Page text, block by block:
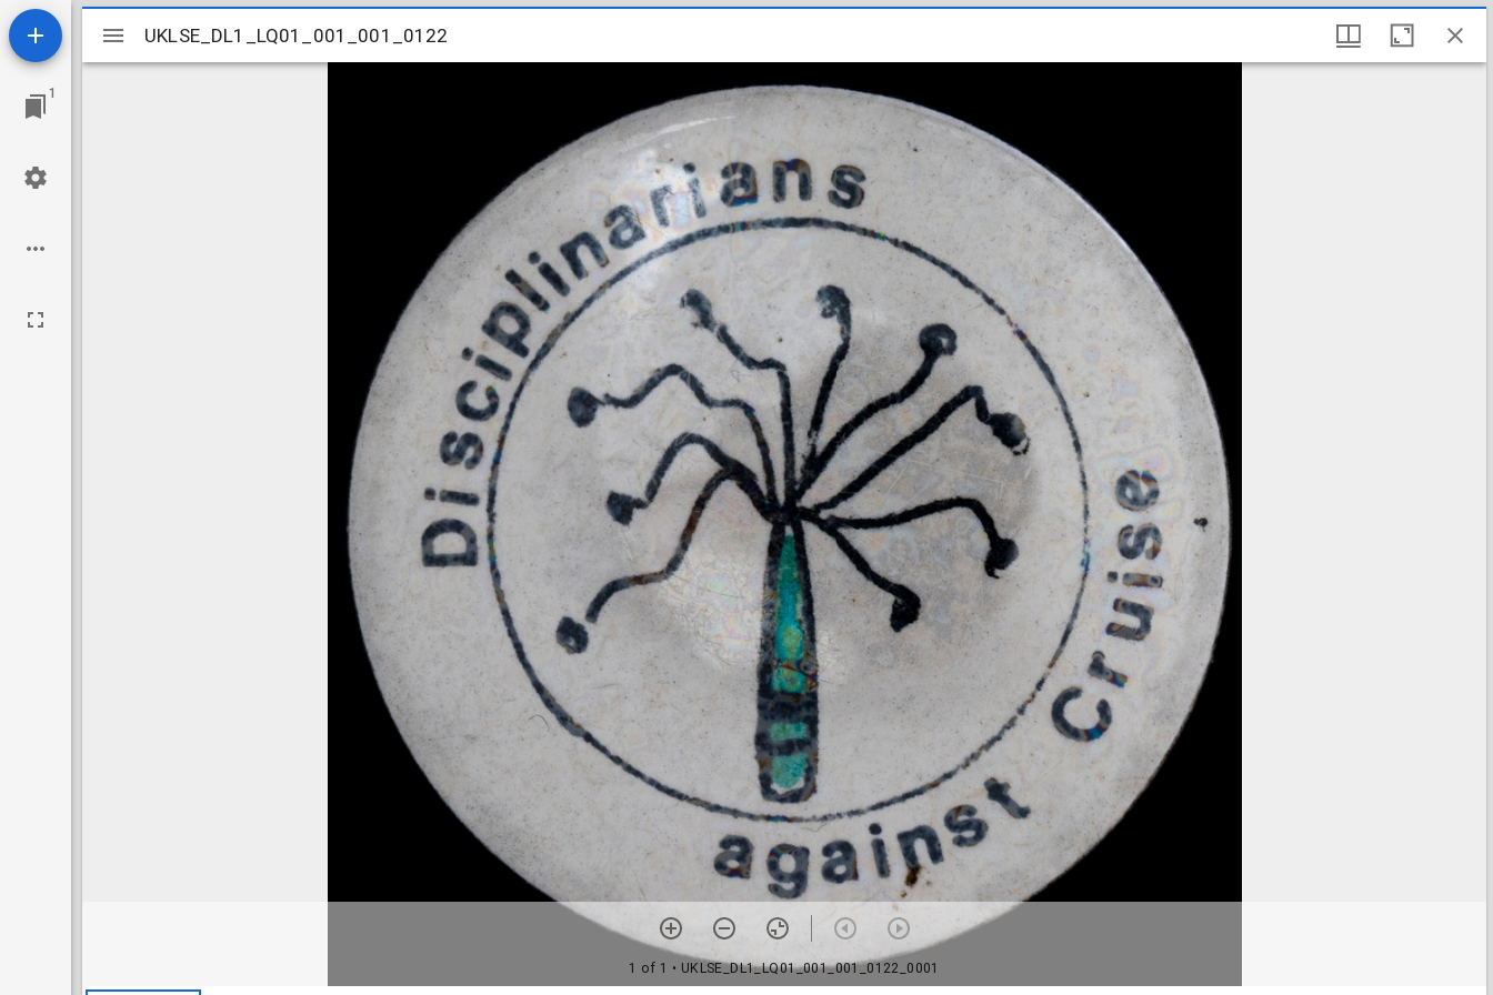
1
Mirador
viewer
UKLSE_DL1_LQ01_001_001_0122
1 of 1 • UKLSE_DL1_LQ01_001_001_0122_0001
UKLSE_DL1_LQ01_001_001_0122